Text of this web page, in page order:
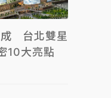
成 台北雙星
10大亮點